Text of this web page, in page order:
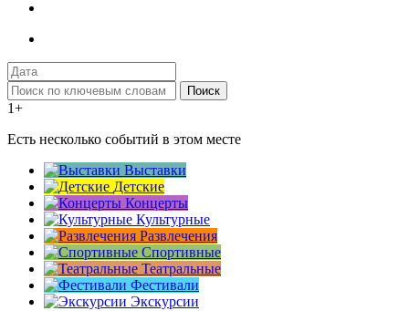
Поиск
1+
Есть несколько событий в этом месте
Выставки
Детские
Концерты
Культурные
Развлечения
Спортивные
Театральные
Фестивали
Экскурсии